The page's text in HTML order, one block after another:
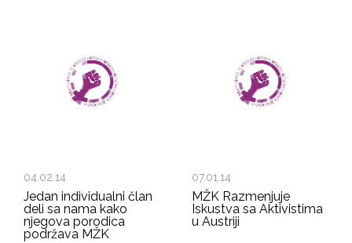
04.02.14
Jedan individualni član
deli sa nama kako
njegova porodica
podržava MŽK
07.01.14
MŽK Razmenjuje
Iskustva sa Aktivistima
u Austriji